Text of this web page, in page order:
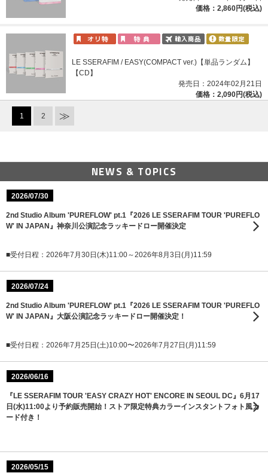
価格：2,860円(税込)
LE SSERAFIM / EASY(COMPACT ver.)【単品ランダム】
【CD】
発売日：2024年02月21日
価格：2,090円(税込)
1 2
NEWS & TOPICS
2026/07/30
2nd Studio Album 'PUREFLOW' pt.1『2026 LE SSERAFIM TOUR 'PUREFLO
W' IN JAPAN』神奈川公演記念ラッキードロー開催決定
■受付日程：2026年7月30日(木)11:00～2026年8月3日(月)11:59
2026/07/24
2nd Studio Album 'PUREFLOW' pt.1『2026 LE SSERAFIM TOUR 'PUREFLO
W' IN JAPAN』大阪公演記念ラッキードロー開催決定！
■受付日程：2026年7月25日(土)10:00〜2026年7月27日(月)11:59
2026/06/16
『LE SSERAFIM TOUR 'EASY CRAZY HOT' ENCORE IN SEOUL DC』6月17
日(水)11:00より予約販売開始！ストア限定特典カラーインスタントフォト風カ
ード付き！
2026/05/15